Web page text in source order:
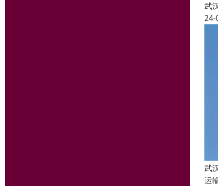
武
24-
武
运